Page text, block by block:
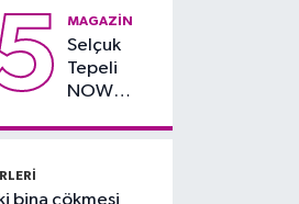
MAGAZIN
Selçuk
Tepeli
NOW
bina çökmesi